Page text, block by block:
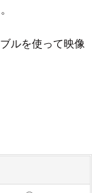
ルを使って映像